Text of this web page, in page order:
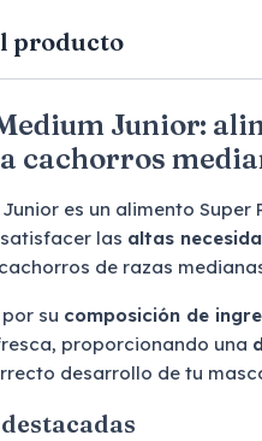
producto
Junior:
cachorros
es un alimento Super
las altas
de razas
su composición de
proporcionando una
desarrollo de tu